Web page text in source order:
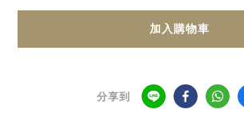
加入購物車
分享到